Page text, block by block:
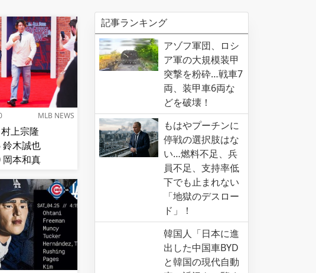
MLB NEWS
村上宗隆
鈴木誠也
岡本和真
これ
記事ランキング
アゾフ軍団、ロシ
ア軍の大規模装甲
突撃を粉砕…戦車7
両、装甲車6両な
どを破壊！
もはやプーチンに
停戦の選択肢はな
い…燃料不足、兵
員不足、支持率低
下でも止まれない
「地獄のデスロー
ド」！
韓国人「日本に進
出した中国車BYD
と韓国の現代自動